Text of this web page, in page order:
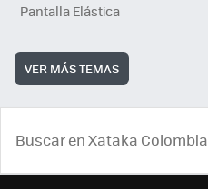
Pantalla Elástica
VER MÁS TEMAS